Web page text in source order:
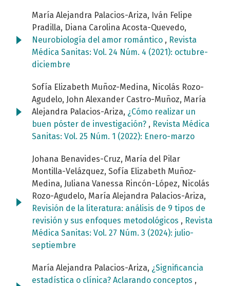
María Alejandra Palacios-Ariza, Iván Felipe
Pradilla, Diana Carolina Acosta-Quevedo,
Neurobiología del amor romántico , Revista
Médica Sanitas: Vol. 24 Núm. 4 (2021): octubre-
diciembre
Sofía Elizabeth Muñoz-Medina, Nicolás Rozo-
Agudelo, John Alexander Castro-Muñoz, María
Alejandra Palacios-Ariza, ¿Cómo realizar un
buen póster de investigación? , Revista Médica
Sanitas: Vol. 25 Núm. 1 (2022): Enero-marzo
Johana Benavides-Cruz, María del Pilar
Montilla-Velázquez, Sofía Elizabeth Muñoz-
Medina, Juliana Vanessa Rincón-López, Nicolás
Rozo-Agudelo, María Alejandra Palacios-Ariza,
Revisión de la literatura: análisis de 9 tipos de
revisión y sus enfoques metodológicos , Revista
Médica Sanitas: Vol. 27 Núm. 3 (2024): julio-
septiembre
María Alejandra Palacios-Ariza, ¿Significancia
estadística o clínica? Aclarando conceptos ,